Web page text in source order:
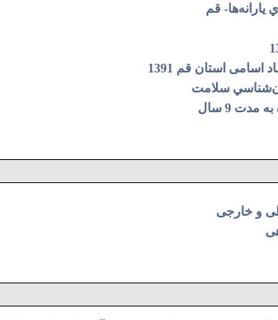
قم
استان قم 1391
سلامت
9 سال